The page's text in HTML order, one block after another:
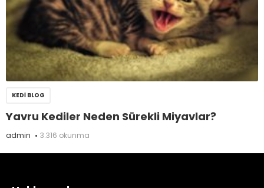
KEDI BLOG
Yavru Kediler Neden Sürekli Miyavlar?
admin 3.316 okunma